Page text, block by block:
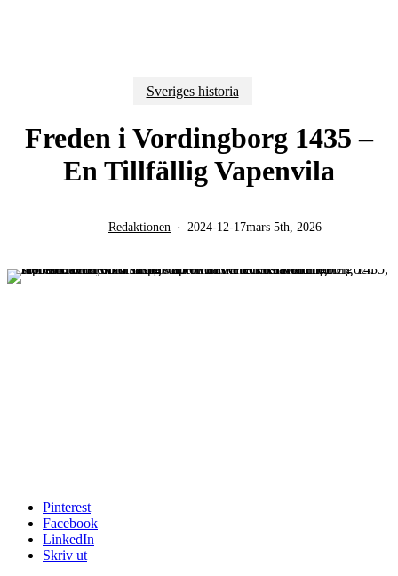
Sveriges historia
Freden i Vordingborg 1435 –
En Tillfällig Vapenvila
Redaktionen 2024-12-17mars 5th, 2026
Pinterest
Facebook
LinkedIn
Skriv ut